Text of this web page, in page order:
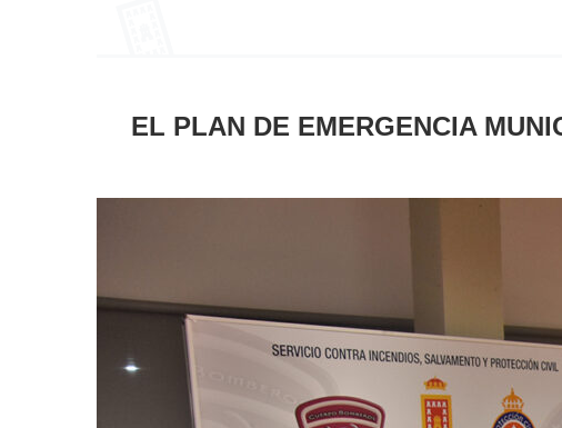
EL PLAN DE EMERGENCIA